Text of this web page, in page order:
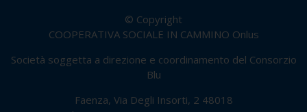
© Copyright
COOPERATIVA SOCIALE IN CAMMINO Onlus
Società soggetta a direzione e coordinamento del Consorzio
Blu
Faenza, Via Degli Insorti, 2 48018